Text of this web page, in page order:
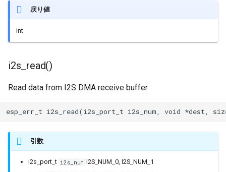
WiFiScanClass
戻り値
int
i2s_read()
Read data from I2S DMA receive buffer
esp_err_t i2s_read(i2s_port_t i2s_num, void *dest,
引数
i2s_port_t i2s_num I2S_NUM_0, I2S_NUM_1